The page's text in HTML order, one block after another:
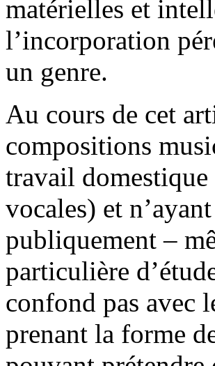
matérielles et
l’incorporation
un genre.
Au cours de cet
compositions
travail domestique
vocales) et
publiquement –
particulière
confond pas avec
prenant la forme